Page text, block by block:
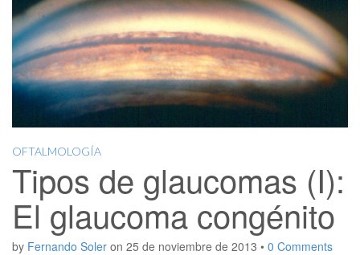
OFTALMOLOGÍA
Tipos de glaucomas (I):
El glaucoma congénito
by Fernando Soler on 25 de noviembre de 2013 • 0 Comments